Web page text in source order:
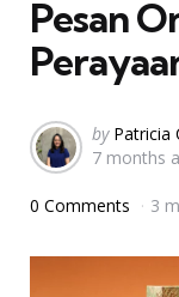
Pesan
Posted
by
by Patricia
7 months
0 Comments 3